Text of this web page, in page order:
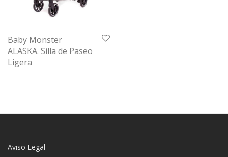
Baby Monster
ALASKA. Silla de Paseo
Ligera
Aviso Legal